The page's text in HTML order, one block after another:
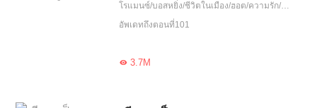
โรแมนซ์/บอสหยิ่ง/ชีวิตในเมือง/ฮอต/ความรัก/รักที่ทำงาน/เอาแต่ใจ/จบ
อัพเดทถึงตอนที่101
3.7M